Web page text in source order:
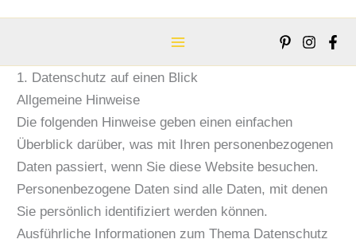
1. Datenschutz auf einen Blick
Allgemeine Hinweise
Die folgenden Hinweise geben einen einfachen
Überblick darüber, was mit Ihren personenbezogenen
Daten passiert, wenn Sie diese Website besuchen.
Personenbezogene Daten sind alle Daten, mit denen
Sie persönlich identifiziert werden können.
Ausführliche Informationen zum Thema Datenschutz